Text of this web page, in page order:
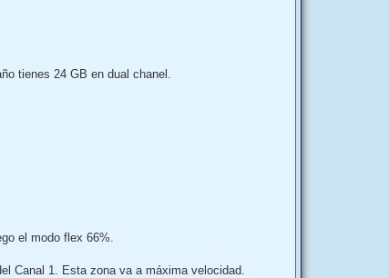
tienes 24 GB en dual chanel.
el modo flex 66%.
Canal 1. Esta zona va a máxima velocidad.